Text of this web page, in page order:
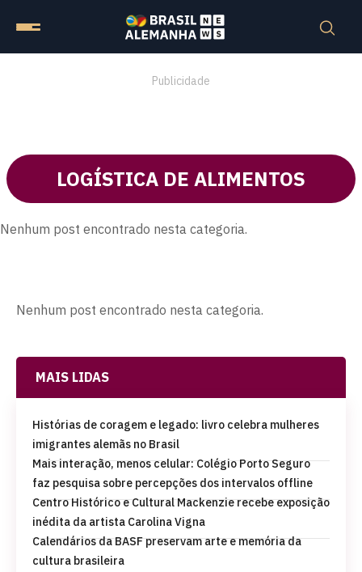
Publicidade
LOGÍSTICA DE ALIMENTOS
Nenhum post encontrado nesta categoria.
Nenhum post encontrado nesta categoria.
MAIS LIDAS
Histórias de coragem e legado: livro celebra mulheres
imigrantes alemãs no Brasil
Mais interação, menos celular: Colégio Porto Seguro
faz pesquisa sobre percepções dos intervalos offline
Centro Histórico e Cultural Mackenzie recebe exposição
inédita da artista Carolina Vigna
Calendários da BASF preservam arte e memória da
cultura brasileira